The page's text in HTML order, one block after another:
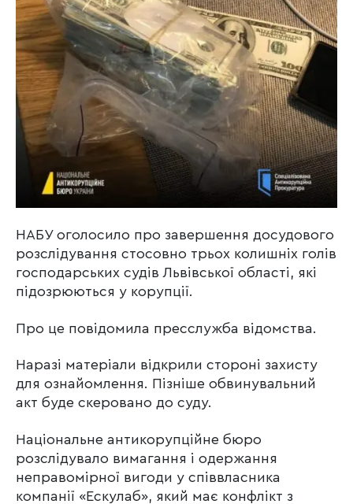
НАБУ оголосило про завершення досудового
розслідування стосовно трьох колишніх голів
господарських судів Львівської області, які
підозрюються у корупції.
Про це повідомила пресслужба відомства.
Наразі матеріали відкрили стороні захисту
для ознайомлення. Пізніше обвинувальний
акт буде скеровано до суду.
Національне антикорупційне бюро
розслідувало вимагання і одержання
неправомірної вигоди у співвласника
компанії «Ескулаб», який має конфлікт з